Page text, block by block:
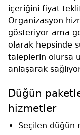
içeriğini fiyat
Organizasyon
gösteriyor ama
olarak hepsinde
taleplerin olursa
anlaşarak
Düğün
hizmetler
Seçilen düğün